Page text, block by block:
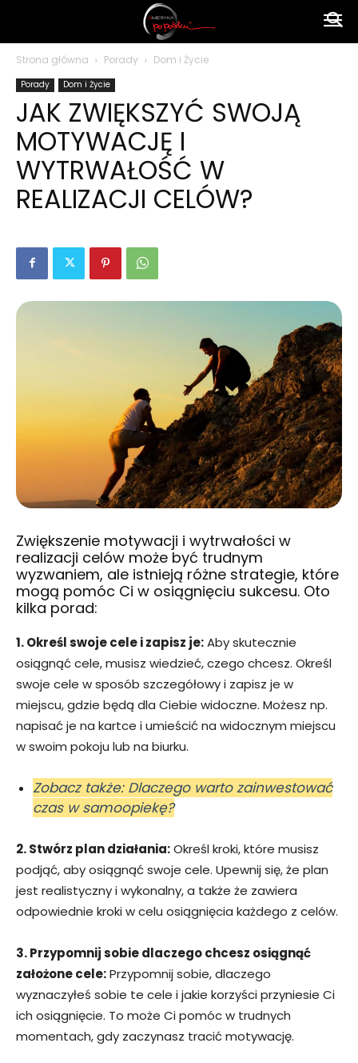
polsku
Strona główna Porady Dom i Życie
Porady Dom i Życie
JAK ZWIĘKSZYĆ SWOJĄ
MOTYWACJĘ I
WYTRWAŁOŚĆ W
REALIZACJI CELÓW?
Zwiększenie motywacji i wytrwałości w
realizacji celów może być trudnym
wyzwaniem, ale istnieją różne strategie, które
mogą pomóc Ci w osiągnięciu sukcesu. Oto
kilka porad:
1. Określ swoje cele i zapisz je:Aby skutecznie
osiągnąć cele, musisz wiedzieć, czego chcesz. Określ
swoje cele w sposób szczegółowy i zapisz je w
miejscu, gdzie będą dla Ciebie widoczne. Możesz np.
napisać je na kartce i umieścić na widocznym miejscu
w swoim pokoju lub na biurku.
Zobacz także: Dlaczego warto zainwestować
czas w samoopiekę?
2. Stwórz plan działania:Określ kroki, które musisz
podjąć, aby osiągnąć swoje cele. Upewnij się, że plan
jest realistyczny i wykonalny, a także że zawiera
odpowiednie kroki w celu osiągnięcia każdego z celów.
3. Przypomnij sobie dlaczego chcesz osiągnąć
założone cele:Przypomnij sobie, dlaczego
wyznaczyłeś sobie te cele i jakie korzyści przyniesie Ci
ich osiągnięcie. To może Ci pomóc w trudnych
momentach, gdy zaczynasz tracić motywację.